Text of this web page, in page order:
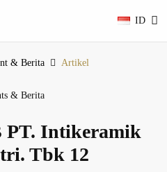
ID
& Berita Artikel
& Berita
PT. Intikeramik
Tbk 12